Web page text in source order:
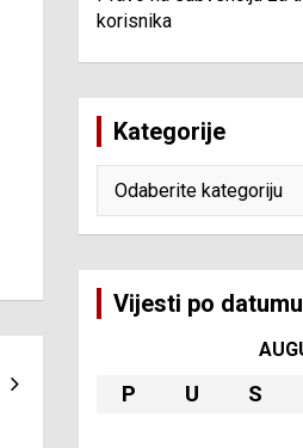
korisnika
Kategorije
Vijesti po datumu
P U S